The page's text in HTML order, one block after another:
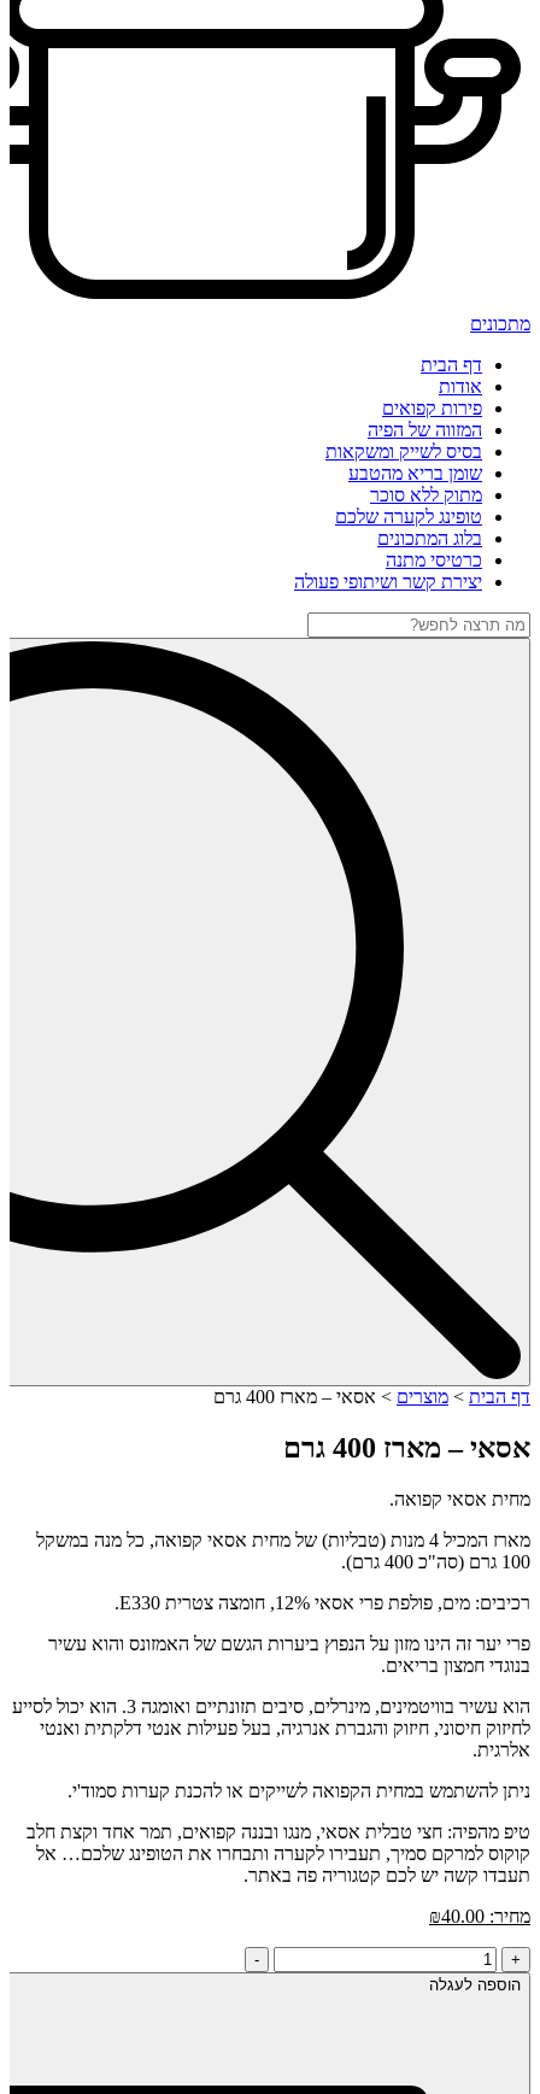
מתכונים
דף הבית
אודות
פירות קפואים
המזווה של הפיה
בסיס לשייק ומשקאות
שומן בריא מהטבע
מתוק ללא סוכר
טופינג לקערה שלכם
בלוג המתכונים
כרטיסי מתנה
יצירת קשר ושיתופי פעולה
דף הבית > מוצרים > אסאי – מארז 400 גרם
אסאי – מארז 400 גרם
מחית אסאי קפואה.
מארז המכיל 4 מנות (טבליות) של מחית אסאי קפואה, כל מנה במשקל
100 גרם (סה"כ 400 גרם).
רכיבים: מים, פולפת פרי אסאי 12%, חומצה צטרית E330.
פרי יער זה הינו מזון על הנפוץ ביערות הגשם של האמזונס והוא עשיר
בנוגדי חמצון בריאים.
הוא עשיר בוויטמינים, מינרלים, סיבים תזונתיים ואומגה 3. הוא יכול לסייע
לחיזוק חיסוני, חיזוק והגברת אנרגיה, בעל פעילות אנטי דלקתית ואנטי
אלרגית.
ניתן להשתמש במחית הקפואה לשייקים או להכנת קערות סמוד'י.
טיפ מהפיה: חצי טבלית אסאי, מנגו ובננה קפואים, תמר אחד וקצת חלב
קוקוס למרקם סמיך, תעבירו לקערה ותבחרו את הטופינג שלכם… אל
תעבדו קשה יש לכם קטגוריה פה באתר.
מחיר:
₪40.00
+
כמות
של
-
הוספה לעגלה